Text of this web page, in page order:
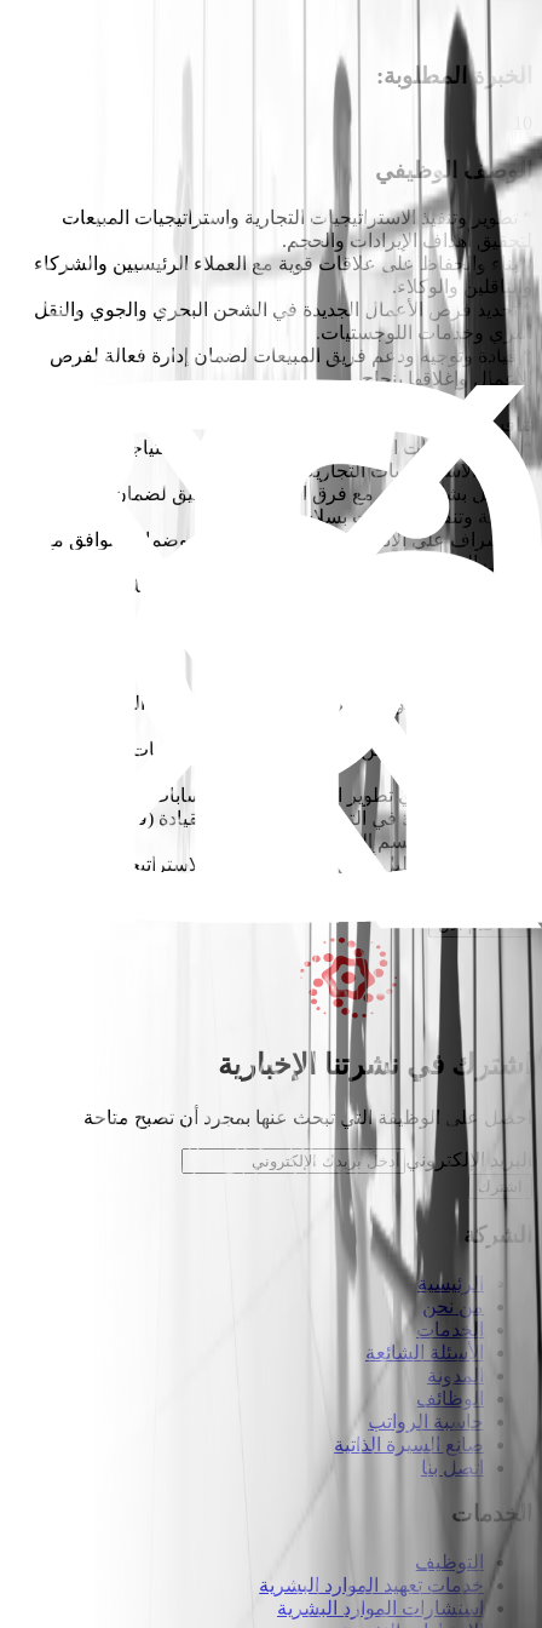
الخبرة المطلوبة:
الوصف الوظيفي
* تطوير وتنفيذ الاستراتيجيات التجارية واستراتيجيات المبيعات
لتحقيق أهداف الإيرادات والحجم.
* بناء والحفاظ على علاقات قوية مع العملاء الرئيسيين والشركاء
والناقلين والوكلاء.
* تحديد فرص الأعمال الجديدة في الشحن البحري والجوي والنقل
البري وخدمات اللوجستيات.
* قيادة وتوجيه ودعم فريق المبيعات لضمان إدارة فعالة لفرص
الأعمال وإغلاقها بنجاح.
* إعداد عروض الأسعار والتفاوض مع الناقلين وضمان تقديم عروض
تنافسية للعملاء.
* متابعة اتجاهات السوق وأنشطة المنافسين واحتياجات العملاء
لتعديل الاستراتيجيات التجارية.
* العمل بشكل وثيق مع فرق العمليات والتوثيق لضمان جودة
الخدمة وتنفيذ الشحنات بسلاسة.
* الإشراف على الأداء التجاري لجميع الفروع وضمان التوافق مع
أهداف الشركة.
* أكثر من 10 سنوات من الخبرة في مجال الشحن الدولي (المبيعات
أو الشؤون التجارية) في مصر.
* معرفة قوية بالشحن البحري والجوي واللوجستيات البرية في
* سجل مثبت في تطوير الأعمال وإدارة الحسابات الرئيسية.
* مهارات ممتازة في التفاوض والتواصل والقيادة (قادر على إدارة
وقيادة وتطوير قسم المبيعات)
* القدرة على تحليل أوضاع السوق وتطوير الاستراتيجية
قدم الآن
اشترك في نشرتنا الإخبارية
احصل على الوظيفة التي تبحث عنها بمجرد أن تصبح متاحة
البريد الإلكتروني
اشترك
الشركة
الرئيسية
من نحن
الخدمات
الأسئلة الشائعة
المدونة
الوظائف
حاسبة الرواتب
صانع السيرة الذاتية
اتصل بنا
الخدمات
التوظيف
خدمات تعهيد الموارد البشرية
استشارات الموارد البشرية